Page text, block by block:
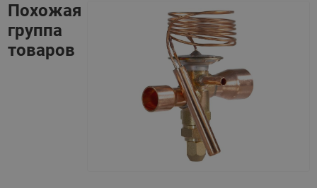
Похожая
группа
товаров